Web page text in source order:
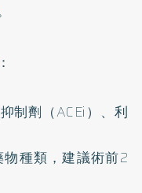
制劑（ACEi）、利
種類，建議術前2